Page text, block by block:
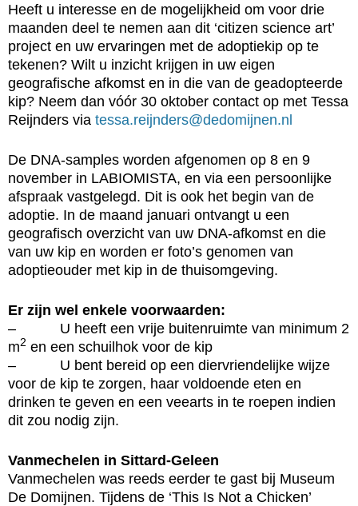
Heeft u interesse en de mogelijkheid om voor drie
maanden deel te nemen aan dit ‘citizen science art’
project en uw ervaringen met de adoptiekip op te
tekenen? Wilt u inzicht krijgen in uw eigen
geografische afkomst en in die van de geadopteerde
kip? Neem dan vóór 30 oktober contact op met Tessa
Reijnders via tessa.reijnders@dedomijnen.nl
De DNA-samples worden afgenomen op 8 en 9
november in LABIOMISTA, en via een persoonlijke
afspraak vastgelegd. Dit is ook het begin van de
adoptie. In de maand januari ontvangt u een
geografisch overzicht van uw DNA-afkomst en die
van uw kip en worden er foto’s genomen van
adoptieouder met kip in de thuisomgeving.
Er zijn wel enkele voorwaarden:
– U heeft een vrije buitenruimte van minimum 2
m2 en een schuilhok voor de kip
– U bent bereid op een diervriendelijke wijze
voor de kip te zorgen, haar voldoende eten en
drinken te geven en een veearts in te roepen indien
dit zou nodig zijn.
Vanmechelen in Sittard-Geleen
Vanmechelen was reeds eerder te gast bij Museum
De Domijnen. Tijdens de ‘This Is Not a Chicken’